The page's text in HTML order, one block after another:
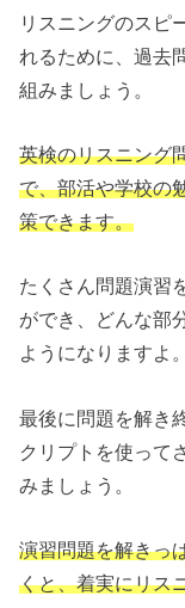
リスニングのスピ
れるために、過去
組みましょう。
英検のリスニング
で、部活や学校の
策できます。
たくさん問題演習
ができ、どんな部
ようになりますよ。
最後に問題を解き
クリプトを使って
みましょう。
演習問題を解きっ
くと、着実にリス